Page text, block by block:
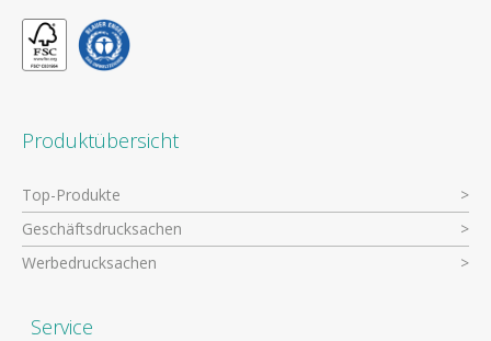
Produktübersicht
Top-Produkte
Geschäftsdrucksachen
Werbedrucksachen
Service